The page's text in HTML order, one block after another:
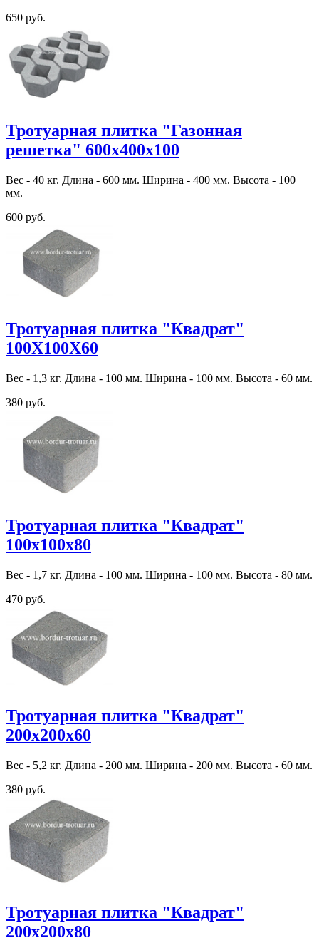
650 руб.
Тротуарная плитка "Газонная
решетка" 600х400х100
Вес - 40 кг. Длина - 600 мм. Ширина - 400 мм. Высота - 100
мм.
600 руб.
Тротуарная плитка "Квадрат"
100Х100Х60
Вес - 1,3 кг. Длина - 100 мм. Ширина - 100 мм. Высота - 60 мм.
380 руб.
Тротуарная плитка "Квадрат"
100х100х80
Вес - 1,7 кг. Длина - 100 мм. Ширина - 100 мм. Высота - 80 мм.
470 руб.
Тротуарная плитка "Квадрат"
200х200х60
Вес - 5,2 кг. Длина - 200 мм. Ширина - 200 мм. Высота - 60 мм.
380 руб.
Тротуарная плитка "Квадрат"
200х200х80